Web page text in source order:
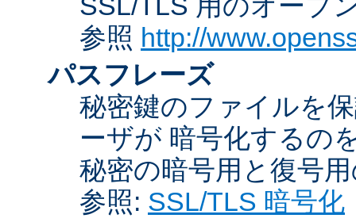
参照 http://
パスフレーズ
秘密鍵のファイルを
ーザが 暗号化するの
秘密の暗号用と復号
参照: SSL/TLS 暗号化